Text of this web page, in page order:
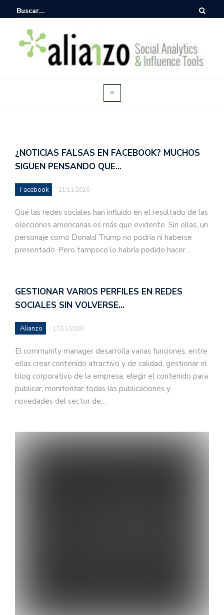
¿NOTICIAS FALSAS EN FACEBOOK? MUCHOS
SIGUEN PENSANDO QUE…
Facebook 21/11/2016
Que las redes sociales han influido en el resultado de las
elecciones americanas es más que evidente. Sin ellas, un
personaje como Donald Trump no podría ni haberse
presentado. Pero tampoco lo habría podido hacer…
GESTIONAR VARIOS PERFILES EN REDES
SOCIALES SIN VOLVERSE…
Alianzo 17/11/2016
El community manager desarrolla varias funciones, entre
ellas crear contenido atractivo y de calidad, gestionar el
blog corporativo de la empresa, elegir el contenido para
publicar, monitorizar todas las publicaciones y
novedades del sector de…